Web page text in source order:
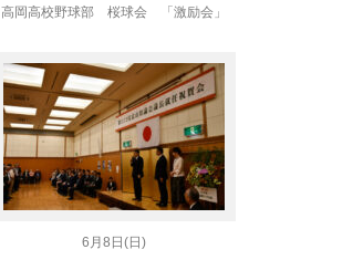
高岡高校野球部 桜球会 「激励会」
6月8日(日)